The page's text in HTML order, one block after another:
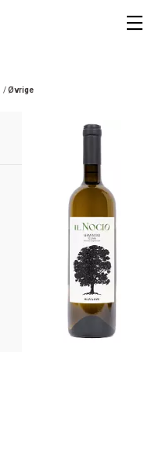
/Øvrige